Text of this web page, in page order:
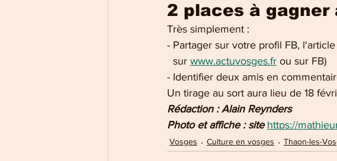
2 places à gagner
Très simplement :
- Partager sur votre profil FB,
sur www.actuvosges.fr ou sur FB)
- Identifier deux amis en
Un tirage au sort aura lieu de 18
Rédaction : Alain Reynders
Photo et affiche : site https://
Vosges Culture en vosges Thaon-les-